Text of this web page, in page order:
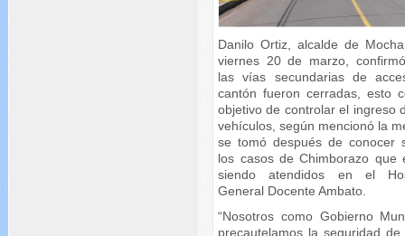
Danilo Ortiz, alcalde de
viernes 20 de marzo,
las vías secundarias de
cantón fueron cerradas, esto
objetivo de controlar el ingreso
vehículos, según mencionó la
se tomó después de conocer
los casos de Chimborazo que
siendo atendidos en el
General Docente Ambato.
“Nosotros como Gobierno
precautelamos la seguridad de